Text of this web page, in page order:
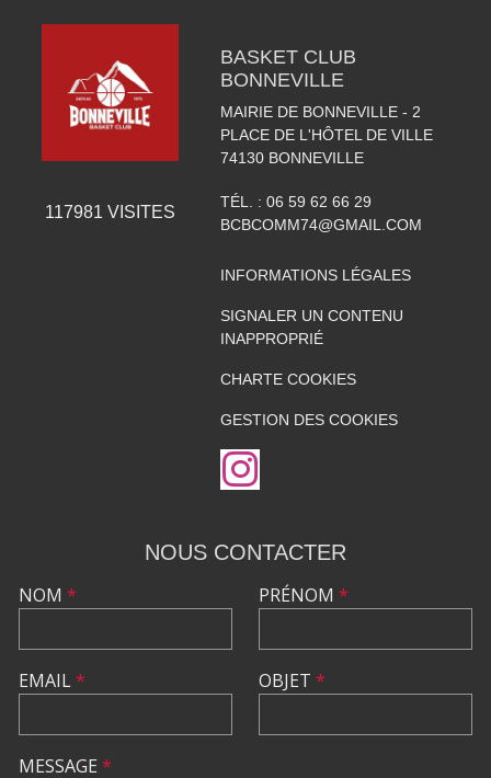
117981 VISITES
BASKET CLUB
BONNEVILLE
MAIRIE DE BONNEVILLE - 2
PLACE DE L'HÔTEL DE VILLE
74130 BONNEVILLE
TÉL. : 06 59 62 66 29
BCBCOMM74@GMAIL.COM
INFORMATIONS LÉGALES
SIGNALER UN CONTENU
INAPPROPRIÉ
CHARTE COOKIES
GESTION DES COOKIES
NOUS CONTACTER
NOM *
EMAIL*
PRÉNOM *
OBJET *
MESSAGE *